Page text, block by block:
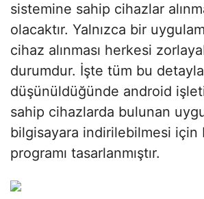
sistemine sahip cihazlar
olacaktır. Yalnızca bir
cihaz alınması herkesi
durumdur. İşte tüm bu
düşünüldüğünde android
sahip cihazlarda bulunan
bilgisayara indirilebilmesi için
programı tasarlanmıştır.